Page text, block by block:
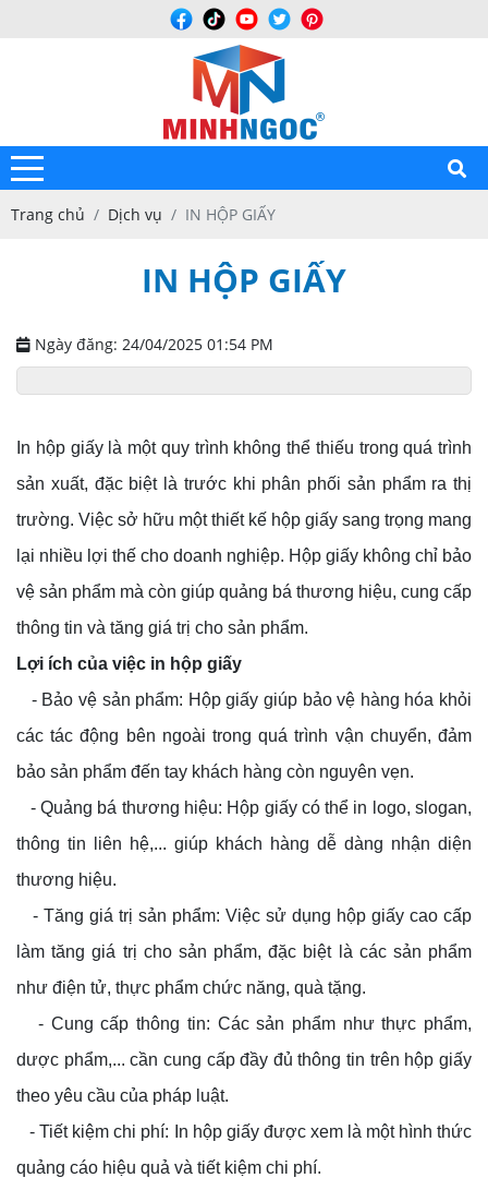
Trang chủ Dịch vụ IN HỘP GIẤY
IN HỘP GIẤY
Ngày đăng: 24/04/2025 01:54 PM
In hộp giấy là một quy trình không thể thiếu trong quá trình
sản xuất, đặc biệt là trước khi phân phối sản phẩm ra thị
trường. Việc sở hữu một thiết kế hộp giấy sang trọng mang
lại nhiều lợi thế cho doanh nghiệp. Hộp giấy không chỉ bảo
vệ sản phẩm mà còn giúp quảng bá thương hiệu, cung cấp
thông tin và tăng giá trị cho sản phẩm.
Lợi ích của việc in hộp giấy
- Bảo vệ sản phẩm: Hộp giấy giúp bảo vệ hàng hóa khỏi
các tác động bên ngoài trong quá trình vận chuyển, đảm
bảo sản phẩm đến tay khách hàng còn nguyên vẹn.
- Quảng bá thương hiệu: Hộp giấy có thể in logo, slogan,
thông tin liên hệ,... giúp khách hàng dễ dàng nhận diện
thương hiệu.
- Tăng giá trị sản phẩm: Việc sử dụng hộp giấy cao cấp
làm tăng giá trị cho sản phẩm, đặc biệt là các sản phẩm
như điện tử, thực phẩm chức năng, quà tặng.
- Cung cấp thông tin: Các sản phẩm như thực phẩm,
dược phẩm,... cần cung cấp đầy đủ thông tin trên hộp giấy
theo yêu cầu của pháp luật.
- Tiết kiệm chi phí: In hộp giấy được xem là một hình thức
quảng cáo hiệu quả và tiết kiệm chi phí.